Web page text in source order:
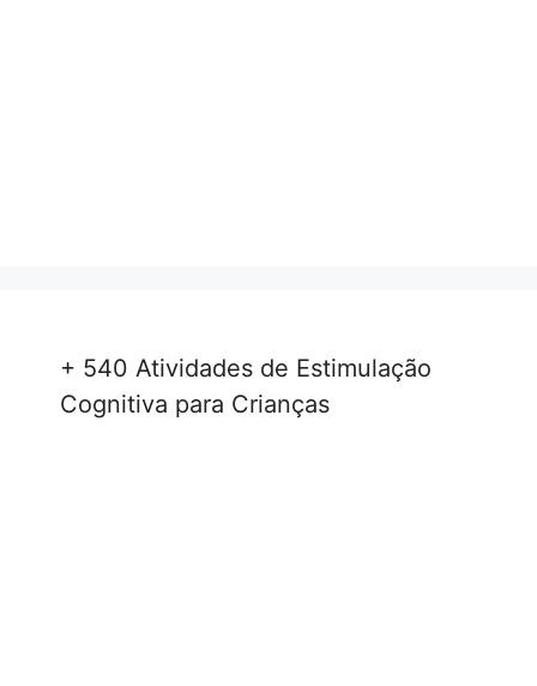
+ 540 Atividades de Estimulação
Cognitiva para Crianças